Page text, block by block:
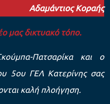
Αδαμάντιος Κοραής
μας δικτυακό τόπο.
Πατσαρίκα και ο
5ου ΓΕΛ Κατερίνης σας
καλή πλοήγηση.